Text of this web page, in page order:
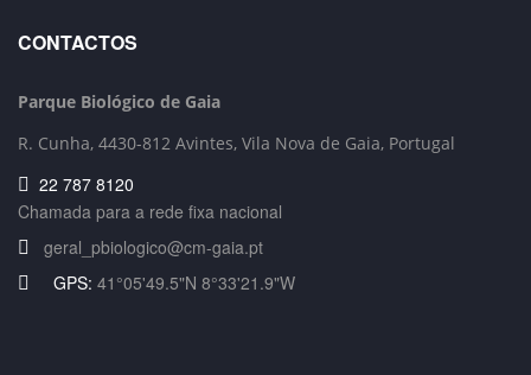
CONTACTOS
Parque Biológico de Gaia
R. Cunha, 4430-812 Avintes, Vila Nova de Gaia, Portugal
22 787 8120
Chamada para a rede fixa nacional
geral_pbiologico@cm-gaia.pt
GPS: 41°05'49.5"N 8°33'21.9"W